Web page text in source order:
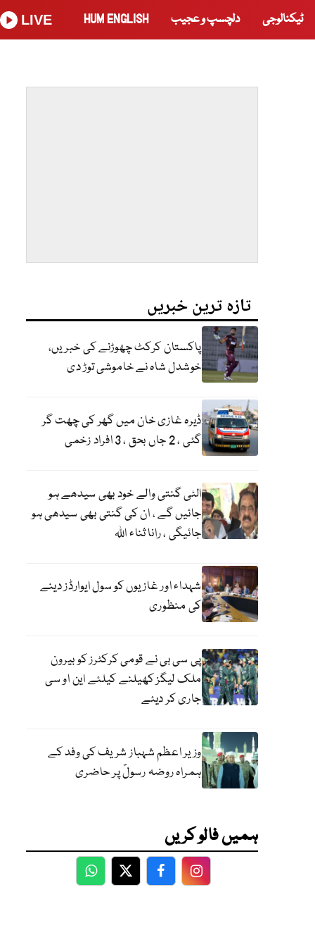
ٹیکنالوجی دلچسپ و عجیب HUM ENGLISH
LIVE
تازہ ترین خبریں
پاکستان کرکٹ چھوڑنے کی خبریں،
خوشدل شاہ نے خاموشی توڑ دی
ڈیرہ غازی خان میں گھر کی چھت گر
گئی ، 2 جاں بحق ، 3 افراد زخمی
الٹی گنتی والے خود بھی سیدھے ہو
جائیں گے ، ان کی گنتی بھی سیدھی ہو
جائیگی ، رانا ثناء اللہ
شہداء اور غازیوں کو سول ایوارڈز دینے
کی منظوری
پی سی بی نے قومی کرکٹرز کو بیرون
ملک لیگز کھیلنے کیلئے این او سی
جاری کر دیئے
وزیر اعظم شہباز شریف کی وفد کے
ہمراہ روضہ رسولؐ پر حاضری
ہمیں فالو کریں
WhatsApp
TwitterFacebookFacebook